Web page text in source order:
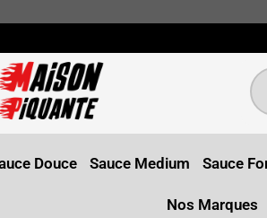
Douce Sauce Medium Sauce
Nos Marques